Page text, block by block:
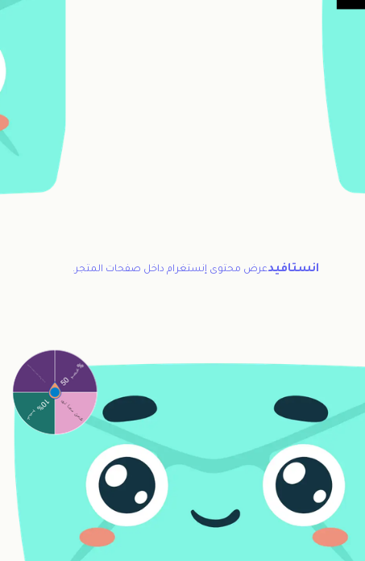
انستافيدعرض محتوى إنستغرام داخل صفحات المتجر.